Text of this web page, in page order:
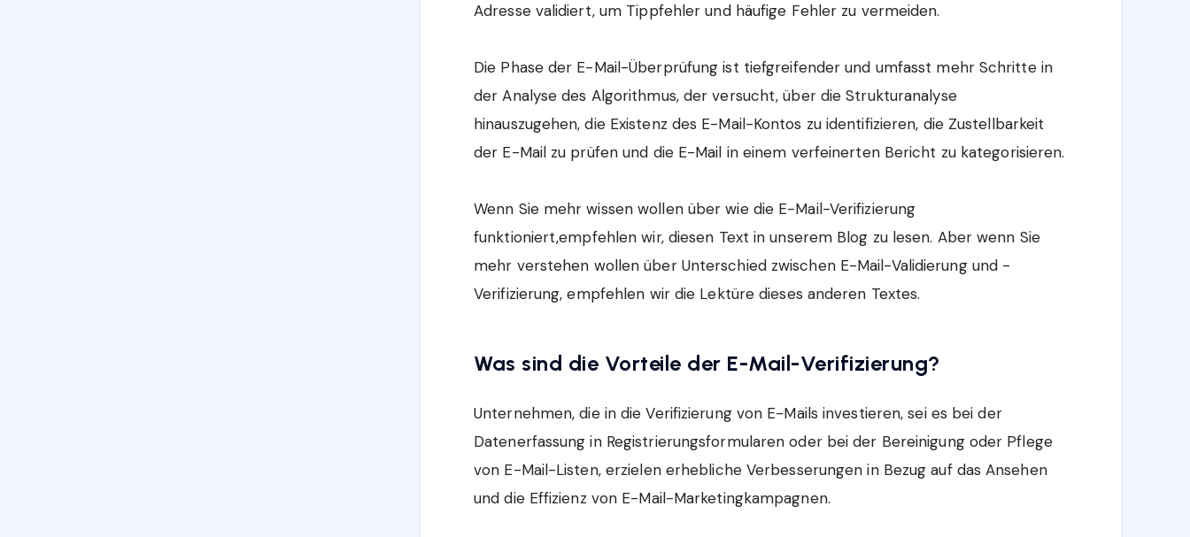
Adresse validiert, um Tippfehler und häufige Fehler zu vermeiden.
Die Phase der E-Mail-Überprüfung ist tiefgreifender und umfasst mehr Schritte in
der Analyse des Algorithmus, der versucht, über die Strukturanalyse
hinauszugehen, die Existenz des E-Mail-Kontos zu identifizieren, die Zustellbarkeit
der E-Mail zu prüfen und die E-Mail in einem verfeinerten Bericht zu kategorisieren.
Wenn Sie mehr wissen wollen über wie die E-Mail-Verifizierung
funktioniert,empfehlen wir, diesen Text in unserem Blog zu lesen. Aber wenn Sie
mehr verstehen wollen über Unterschied zwischen E-Mail-Validierung und -
Verifizierung, empfehlen wir die Lektüre dieses anderen Textes.
Was sind die Vorteile der E-Mail-Verifizierung?
Unternehmen, die in die Verifizierung von E-Mails investieren, sei es bei der
Datenerfassung in Registrierungsformularen oder bei der Bereinigung oder Pflege
von E-Mail-Listen, erzielen erhebliche Verbesserungen in Bezug auf das Ansehen
und die Effizienz von E-Mail-Marketingkampagnen.